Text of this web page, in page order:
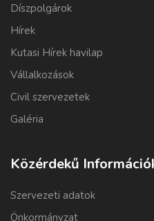
Díszpolgárok
Hírek
Kutasi Hírek havilap
Vállalkozások
Civil szervezetek
Galéria
Közérdekű
Szervezeti adatok
Önkormányzat